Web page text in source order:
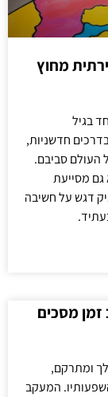
מחוץ
בגיל
חדשניות,
העולם סביבם.
מסייעת
דגש על חשיבה
מסכים
ומתרקם,
המעקב